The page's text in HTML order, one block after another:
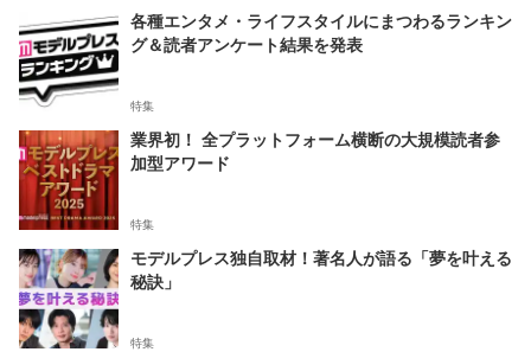
各種エンタメ・ライフスタイルにまつわるランキン
グ＆読者アンケート結果を発表
特集
業界初！ 全プラットフォーム横断の大規模読者参
加型アワード
特集
モデルプレス独自取材！著名人が語る「夢を叶える
秘訣」
特集